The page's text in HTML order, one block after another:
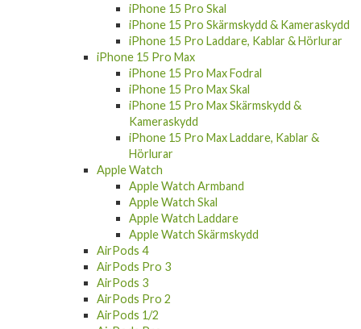
iPhone 15 Pro Skärmskydd & Kameraskydd
iPhone 15 Pro Laddare, Kablar & Hörlurar
iPhone 15 Pro Max
iPhone 15 Pro Max Fodral
iPhone 15 Pro Max Skal
iPhone 15 Pro Max Skärmskydd &
Kameraskydd
iPhone 15 Pro Max Laddare, Kablar &
Hörlurar
Apple Watch
Apple Watch Armband
Apple Watch Skal
Apple Watch Laddare
Apple Watch Skärmskydd
AirPods 4
AirPods Pro 3
AirPods 3
AirPods Pro 2
AirPods 1/2
AirPods Pro